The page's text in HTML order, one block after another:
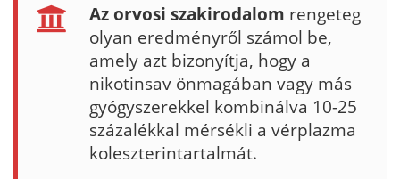
Az orvosi szakirodalom rengeteg
olyan eredményről számol be,
amely azt bizonyítja, hogy a
nikotinsav önmagában vagy más
gyógyszerekkel kombinálva 10-25
százalékkal mérsékli a vérplazma
koleszterintartalmát.